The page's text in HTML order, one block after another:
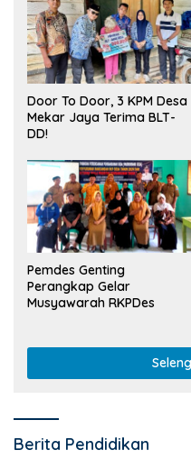
Door To Door, 3 KPM Desa
Mekar Jaya Terima BLT-
DD!
Pemdes Genting
Perangkap Gelar
Musyawarah RKPDes
Berita Pendidikan